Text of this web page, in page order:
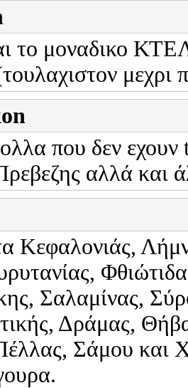
το μοναδικο
μεχρι
που δεν
αλλά και
Κεφαλονιάς,
Σαλαμίνας,
Δράμας,
Σάμου και